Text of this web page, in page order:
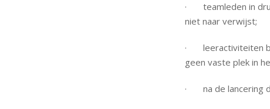
· teamleden in
niet naar verwijst;
· leeractiviteiten
geen vaste plek in
· na de lancering